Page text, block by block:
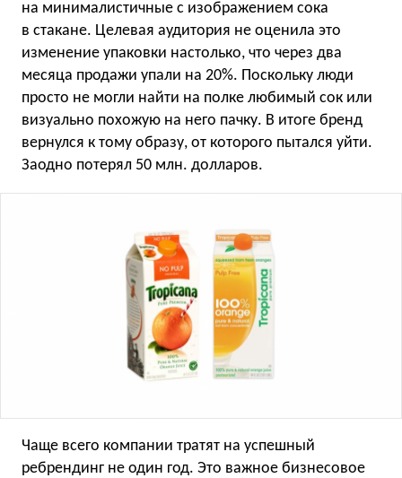
на минималистичные с изображением сока
в стакане. Целевая аудитория не оценила это
изменение упаковки настолько, что через два
месяца продажи упали на 20%. Поскольку люди
просто не могли найти на полке любимый сок или
визуально похожую на него пачку. В итоге бренд
вернулся к тому образу, от которого пытался уйти.
Заодно потерял 50 млн. долларов.
Чаще всего компании тратят на успешный
ребрендинг не один год. Это важное бизнесовое